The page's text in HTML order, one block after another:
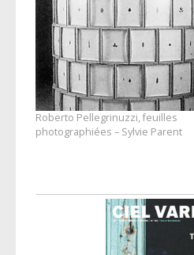
Roberto Pellegrinuzzi, feuilles
photographiées – Sylvie Parent